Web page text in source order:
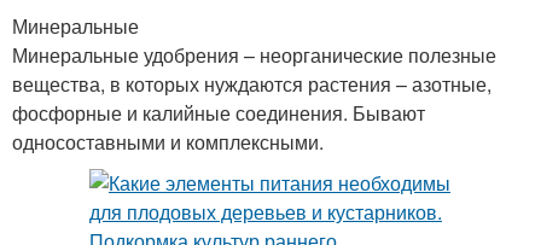
Минеральные
Минеральные удобрения – неорганические полезные
вещества, в которых нуждаются растения – азотные,
фосфорные и калийные соединения. Бывают
односоставными и комплексными.